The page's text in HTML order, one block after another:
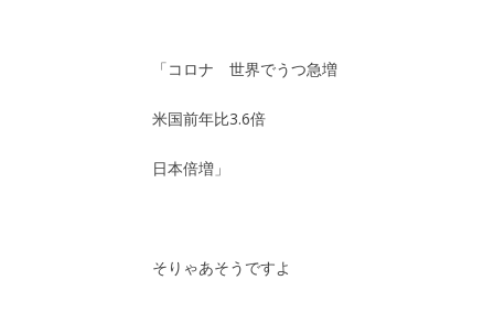
「コロナ 世界でうつ急増
米国前年比3.6倍
日本倍増」
そりゃあそうですよ